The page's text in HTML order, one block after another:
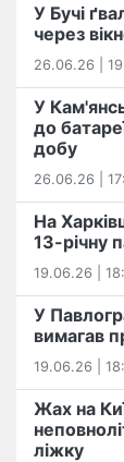
У Бучі
через
26.06.26 |
У
до
добу
26.06.26 |
На
13-річну
19.06.26 |
У
вимагав
19.06.26 |
Жах на
ліжку